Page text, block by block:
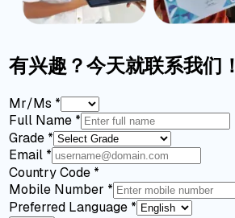
有兴趣？今天就联系我们！
Mr/Ms *
Full Name *
Grade *
Email *
Country Code *
Mobile Number *
Preferred Language *